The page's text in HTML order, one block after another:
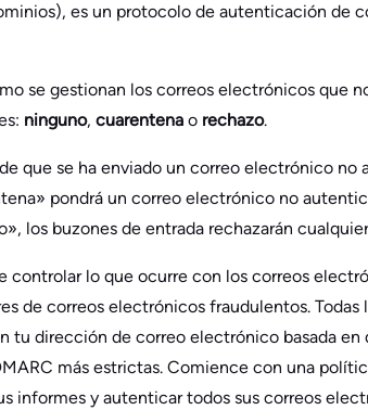
es un protocolo de autenticación de
se gestionan los correos electrónicos que
ninguno, cuarentena o rechazo.
que se ha enviado un correo electrónico
pondrá un correo electrónico no
los buzones de entrada rechazarán
controlar lo que ocurre con los correos
de correos electrónicos fraudulentos.
tu dirección de correo electrónico basada
más estrictas. Comience con una
informes y autenticar todos sus correos